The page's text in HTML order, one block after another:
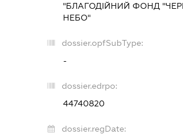
"БЛАГОДІЙНИЙ ФОНД
НЕБО"
dossier.opfSubType:
-
dossier.edrpo:
44740820
dossier.regDate: